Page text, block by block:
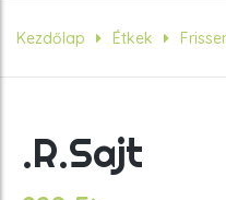
Kezdőlap Étkek
.R.Sajt